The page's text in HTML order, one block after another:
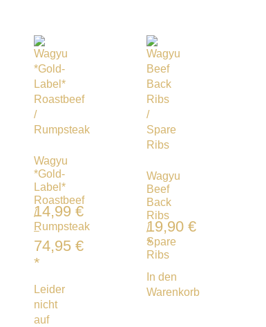
Wagyu
*Gold-
Label*
Roastbeef
/
Rumpsteak
14,99 €
–
74,95 €
*
Leider
nicht
auf
Wagyu
Beef
Back
Ribs
/
Spare
Ribs
19,90 €
*
In den
Warenkorb